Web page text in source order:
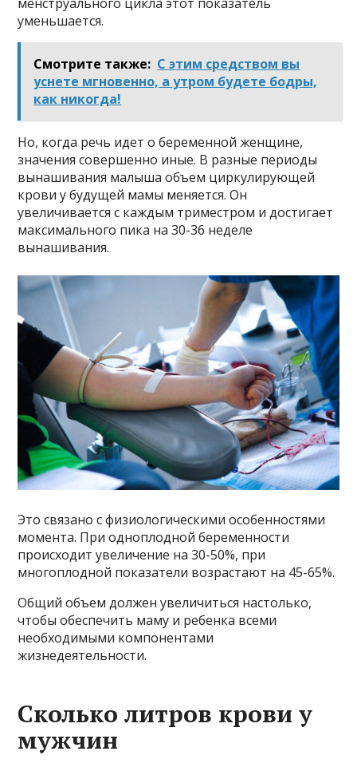
уменьшается.
Смотрите также: С этим средством вы
уснете мгновенно, а утром будете бодры,
как никогда!
Но, когда речь идет о беременной женщине,
значения совершенно иные. В разные периоды
вынашивания малыша объем циркулирующей
крови у будущей мамы меняется. Он
увеличивается с каждым триместром и достигает
максимального пика на 30-36 неделе
вынашивания.
Это связано с физиологическими особенностями
момента. При одноплодной беременности
происходит увеличение на 30-50%, при
многоплодной показатели возрастают на 45-65%.
Общий объем должен увеличиться настолько,
чтобы обеспечить маму и ребенка всеми
необходимыми компонентами
жизнедеятельности.
Сколько литров крови у
мужчин